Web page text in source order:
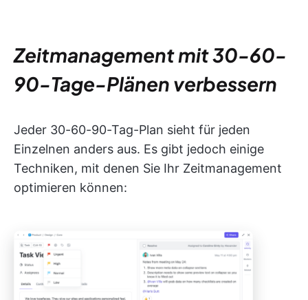
Zeitmanagement mit 30-60-
90-Tage-Plänen verbessern
Jeder 30-60-90-Tag-Plan sieht für jeden
Einzelnen anders aus. Es gibt jedoch einige
Techniken, mit denen Sie Ihr Zeitmanagement
optimieren können: